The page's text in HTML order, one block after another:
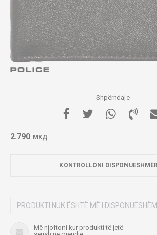
Shpërndaje
2.790 МКД
KONTROLLONI
PRODUKTI NUK ËSHTË MË I DISPONUESHËM
Më njoftoni kur produkti të jetë